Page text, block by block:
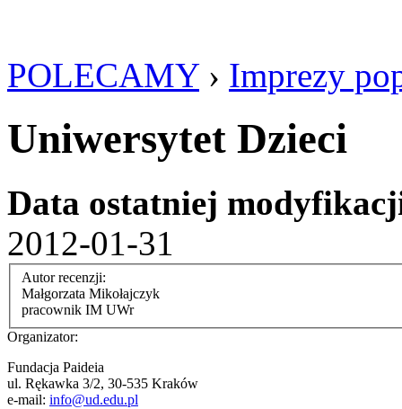
POLECAMY› Imprezy
Uniwersytet Dzieci
Data ostatniej
2012-01-31
Autor recenzji:
Małgorzata Mikołajczyk
pracownik IM UWr
Organizator:
Fundacja Paideia
ul. Rękawka 3/2, 30-535 Kraków
e-mail: info@ud.edu.pl